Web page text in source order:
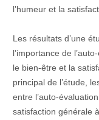
l’humeur et la
Les résultats d’une
l’importance de
le bien-être et la
principal de l’étude,
entre l’auto-
satisfaction générale